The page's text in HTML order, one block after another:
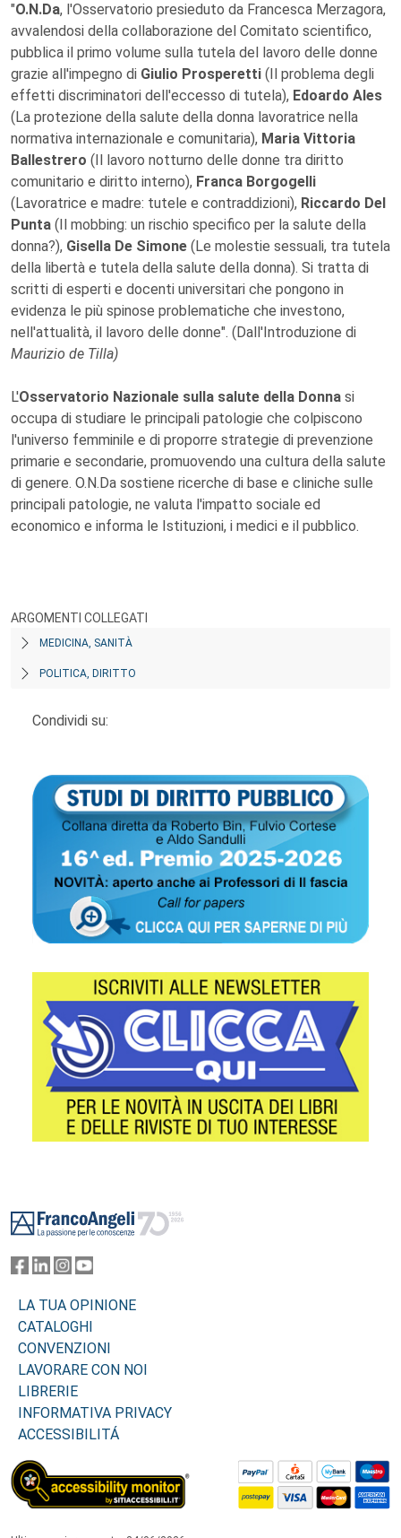
"O.N.Da, l'Osservatorio presieduto da Francesca Merzagora,
avvalendosi della collaborazione del Comitato scientifico,
pubblica il primo volume sulla tutela del lavoro delle donne
grazie all'impegno di Giulio Prosperetti (Il problema degli
effetti discriminatori dell'eccesso di tutela), Edoardo Ales
(La protezione della salute della donna lavoratrice nella
normativa internazionale e comunitaria), Maria Vittoria
Ballestrero (Il lavoro notturno delle donne tra diritto
comunitario e diritto interno), Franca Borgogelli
(Lavoratrice e madre: tutele e contraddizioni), Riccardo Del
Punta (Il mobbing: un rischio specifico per la salute della
donna?), Gisella De Simone (Le molestie sessuali, tra tutela
della libertà e tutela della salute della donna). Si tratta di
scritti di esperti e docenti universitari che pongono in
evidenza le più spinose problematiche che investono,
nell'attualità, il lavoro delle donne". (Dall'Introduzione di
Maurizio de Tilla)
L'Osservatorio Nazionale sulla salute della Donna si
occupa di studiare le principali patologie che colpiscono
l'universo femminile e di proporre strategie di prevenzione
primarie e secondarie, promuovendo una cultura della salute
di genere. O.N.Da sostiene ricerche di base e cliniche sulle
principali patologie, ne valuta l'impatto sociale ed
economico e informa le Istituzioni, i medici e il pubblico.
ARGOMENTI COLLEGATI
MEDICINA, SANITÀ
POLITICA, DIRITTO
Condividi su:
LA TUA OPINIONE
CATALOGHI
CONVENZIONI
LAVORARE CON NOI
LIBRERIE
INFORMATIVA PRIVACY
ACCESSIBILITÁ